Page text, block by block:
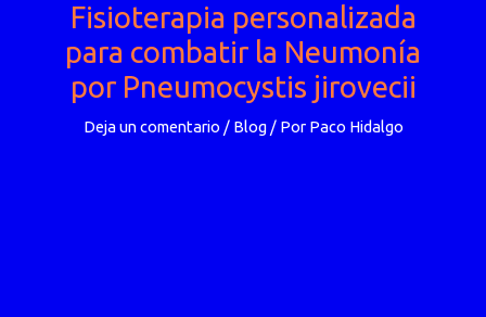
Fisioterapia personalizada
para combatir la Neumonía
por Pneumocystis jirovecii
Deja un comentario / Blog/ Por Paco Hidalgo